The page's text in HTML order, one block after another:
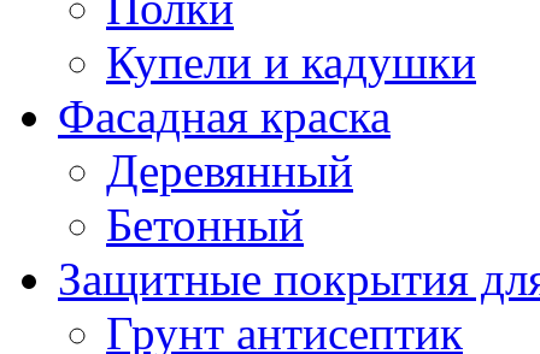
Купели и кадушки
Фасадная краска
Деревянный
Бетонный
Защитные покрытия
Грунт антисептик